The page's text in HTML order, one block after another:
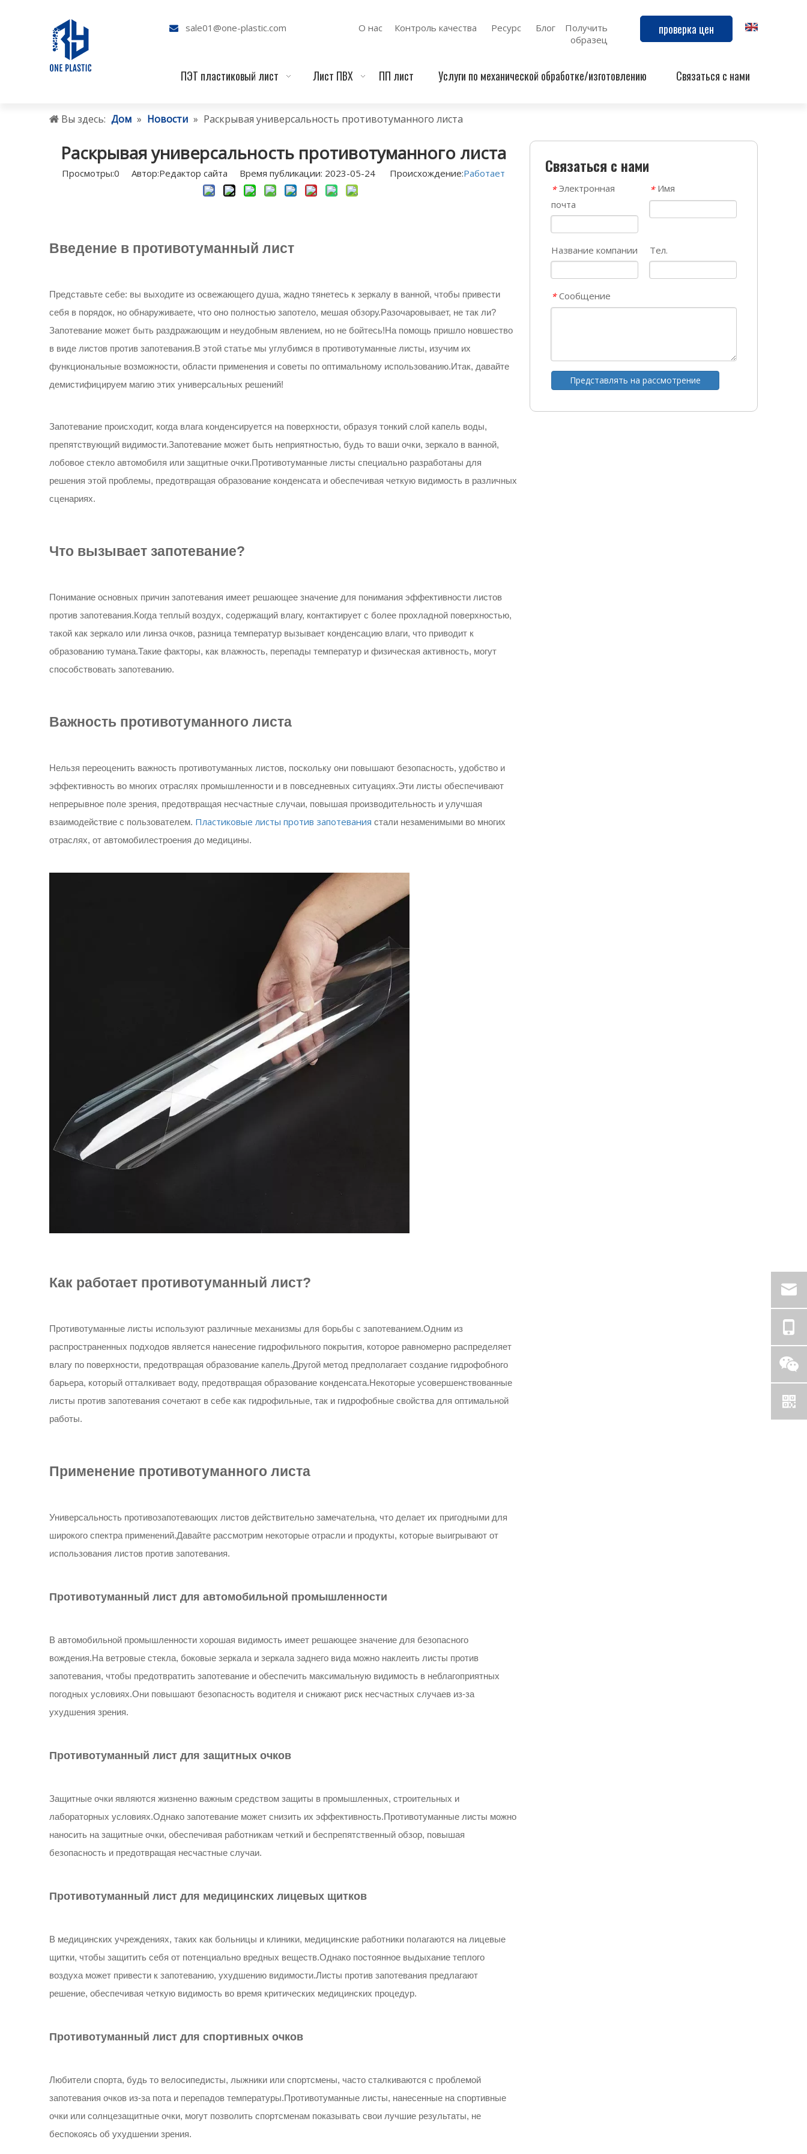
 sale01@one-plastic.com О нас Контроль качества Ресурс Блог
Получить
образец
проверка цен
ПЭТ пластиковый лист Лист ПВХ ПП лист Услуги по механической обработке/изготовлению Связаться с нами
Вы здесь: Дом » Новости » Раскрывая универсальность противотуманного листа
Раскрывая универсальность противотуманного листа
Просмотры:0 Автор:Pедактор сайта Время публикации: 2023-05-24 Происхождение:Работает
Введение в противотуманный лист
Представьте себе: вы выходите из освежающего душа, жадно тянетесь к зеркалу в ванной, чтобы привести
себя в порядок, но обнаруживаете, что оно полностью запотело, мешая обзору.Разочаровывает, не так ли?
Запотевание может быть раздражающим и неудобным явлением, но не бойтесь!На помощь пришло новшество
в виде листов против запотевания.В этой статье мы углубимся в противотуманные листы, изучим их
функциональные возможности, области применения и советы по оптимальному использованию.Итак, давайте
демистифицируем магию этих универсальных решений!
Запотевание происходит, когда влага конденсируется на поверхности, образуя тонкий слой капель воды,
препятствующий видимости.Запотевание может быть неприятностью, будь то ваши очки, зеркало в ванной,
лобовое стекло автомобиля или защитные очки.Противотуманные листы специально разработаны для
решения этой проблемы, предотвращая образование конденсата и обеспечивая четкую видимость в различных
сценариях.
Что вызывает запотевание?
Понимание основных причин запотевания имеет решающее значение для понимания эффективности листов
против запотевания.Когда теплый воздух, содержащий влагу, контактирует с более прохладной поверхностью,
такой как зеркало или линза очков, разница температур вызывает конденсацию влаги, что приводит к
образованию тумана.Такие факторы, как влажность, перепады температур и физическая активность, могут
способствовать запотеванию.
Важность противотуманного листа
Нельзя переоценить важность противотуманных листов, поскольку они повышают безопасность, удобство и
эффективность во многих отраслях промышленности и в повседневных ситуациях.Эти листы обеспечивают
непрерывное поле зрения, предотвращая несчастные случаи, повышая производительность и улучшая
взаимодействие с пользователем. Пластиковые листы против запотевания стали незаменимыми во многих
отраслях, от автомобилестроения до медицины.
Как работает противотуманный лист?
Противотуманные листы используют различные механизмы для борьбы с запотеванием.Одним из
распространенных подходов является нанесение гидрофильного покрытия, которое равномерно распределяет
влагу по поверхности, предотвращая образование капель.Другой метод предполагает создание гидрофобного
барьера, который отталкивает воду, предотвращая образование конденсата.Некоторые усовершенствованные
листы против запотевания сочетают в себе как гидрофильные, так и гидрофобные свойства для оптимальной
работы.
Применение противотуманного листа
Универсальность противозапотевающих листов действительно замечательна, что делает их пригодными для
широкого спектра применений.Давайте рассмотрим некоторые отрасли и продукты, которые выигрывают от
использования листов против запотевания.
Противотуманный лист для автомобильной промышленности
В автомобильной промышленности хорошая видимость имеет решающее значение для безопасного
вождения.На ветровые стекла, боковые зеркала и зеркала заднего вида можно наклеить листы против
запотевания, чтобы предотвратить запотевание и обеспечить максимальную видимость в неблагоприятных
погодных условиях.Они повышают безопасность водителя и снижают риск несчастных случаев из-за
ухудшения зрения.
Противотуманный лист для защитных очков
Защитные очки являются жизненно важным средством защиты в промышленных, строительных и
лабораторных условиях.Однако запотевание может снизить их эффективность.Противотуманные листы можно
наносить на защитные очки, обеспечивая работникам четкий и беспрепятственный обзор, повышая
безопасность и предотвращая несчастные случаи.
Противотуманный лист для медицинских лицевых щитков
В медицинских учреждениях, таких как больницы и клиники, медицинские работники полагаются на лицевые
щитки, чтобы защитить себя от потенциально вредных веществ.Однако постоянное выдыхание теплого
воздуха может привести к запотеванию, ухудшению видимости.Листы против запотевания предлагают
решение, обеспечивая четкую видимость во время критических медицинских процедур.
Противотуманный лист для спортивных очков
Любители спорта, будь то велосипедисты, лыжники или спортсмены, часто сталкиваются с проблемой
запотевания очков из-за пота и перепадов температуры.Противотуманные листы, нанесенные на спортивные
очки или солнцезащитные очки, могут позволить спортсменам показывать свои лучшие результаты, не
беспокоясь об ухудшении зрения.
Связаться с нами
* Электронная
почта
* Имя
Название компании Тел.
* Сообщение
Представлять на рассмотрение